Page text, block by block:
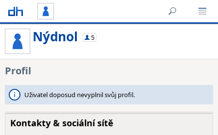
Nýdnol 5
Profil
Uživatel doposud nevyplnil svůj profil.
Kontakty & sociální sítě